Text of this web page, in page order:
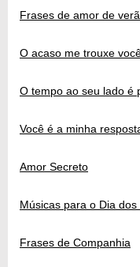
Frases de amor de
O acaso me trouxe
O tempo ao seu lado é
Você é a minha
Amor Secreto
Músicas para o Dia
Frases de Companhia